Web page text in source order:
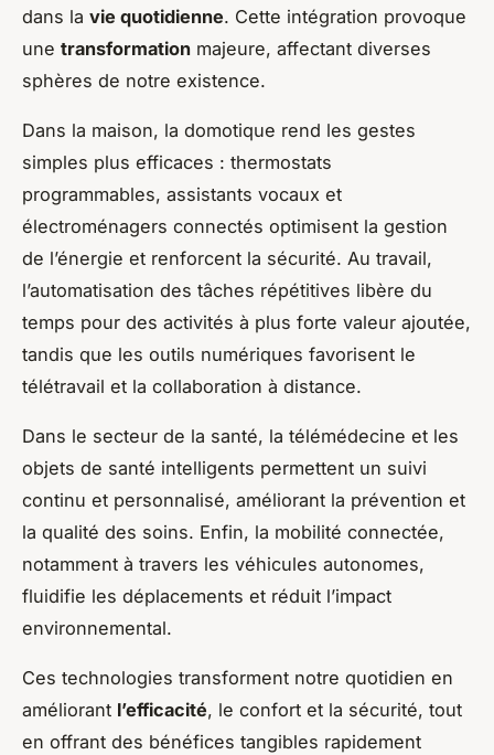
dans la vie quotidienne. Cette intégration provoque
une transformation majeure, affectant diverses
sphères de notre existence.
Dans la maison, la domotique rend les gestes
simples plus efficaces : thermostats
programmables, assistants vocaux et
électroménagers connectés optimisent la gestion
de l’énergie et renforcent la sécurité. Au travail,
l’automatisation des tâches répétitives libère du
temps pour des activités à plus forte valeur ajoutée,
tandis que les outils numériques favorisent le
télétravail et la collaboration à distance.
Dans le secteur de la santé, la télémédecine et les
objets de santé intelligents permettent un suivi
continu et personnalisé, améliorant la prévention et
la qualité des soins. Enfin, la mobilité connectée,
notamment à travers les véhicules autonomes,
fluidifie les déplacements et réduit l’impact
environnemental.
Ces technologies transforment notre quotidien en
améliorant l’efficacité, le confort et la sécurité, tout
en offrant des bénéfices tangibles rapidement